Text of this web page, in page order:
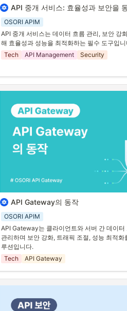
를 하게 됩니다.
3. 유연성 · 편리성
API관리자는 API를 쉽게 편집하고, 실시간으
수 있어야 합니다.UI를 통해 손쉽게 버전을 관
용하기 위해서는 API 관리 솔루션의 아키텍쳐
미합니다.
1. API와 API 중개 서비스의 필요성
현대 비즈니스 환경에서 API는 필수적인 역할
러나 다양한 API를 효율적으로 관리하고 보안
API 중개 서비스
가 필요합니다. API 중개 서비
서버 간의
통신을 중개하며 , 요청과 응답을 관
2. API 중개 서비스의 주요 기능
API 중개 서비스는 여러 가지 기능을 제공합니
하고, 서버의 응답을 클라이언트에게 전
효율적으로 관리
API 중개 서비스: 효율성과 보안을
OSORI APIM
API 중개 서비스는 데이터 흐름 관리, 보안 강
해 효율성과 성능을 최적화하는 필수 도구입니
Tech
API Management Security
1. API Gateway의 주요 역할과 기능
API Gateway는 클라이언트와 서버 사이에서
리하는 중요한 역할을 합니다. 이를 통해 API
고 보안을 강화 하며 트래픽을 조절할 수 있습
처리하는 주요 동작은 다음과 같습니다.
2. API Gateway의 주요 동작
1.
클라이언트 요청 수신
요청 라우팅
API Gateway의 동작
OSORI APIM
API Gateway는 클라이언트와 서버 간 데이터
관리하며 보안 강화, 트래픽 조절, 성능 최적화
루션입니다.
Tech
API Gateway